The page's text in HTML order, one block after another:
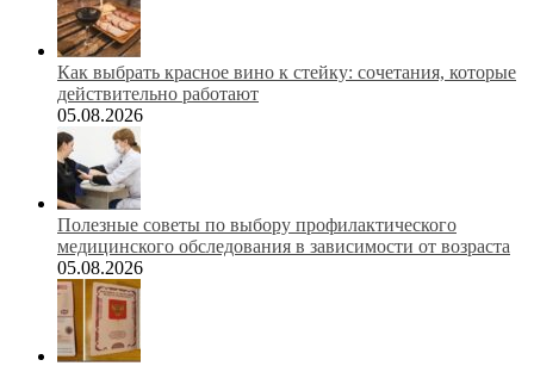
Как выбрать красное вино к стейку: сочетания, которые
действительно работают
05.08.2026
Полезные советы по выбору профилактического
медицинского обследования в зависимости от возраста
05.08.2026